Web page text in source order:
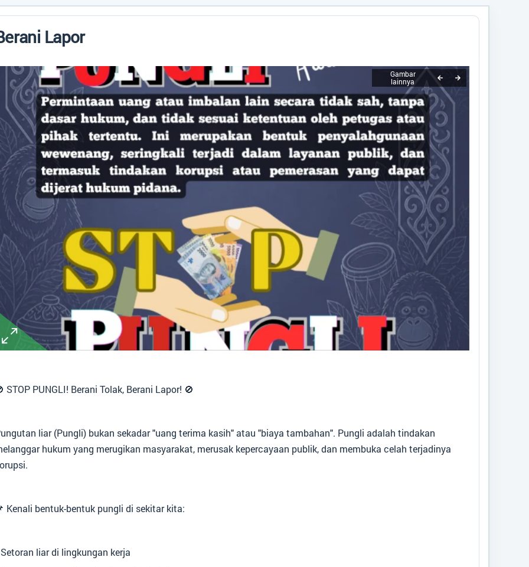
: Sungai Melawen
Kecamatan
: Pangkalan Lada
Kabupaten
: Kotawaringin Barat
Titik Lokasi Kantor Desa
Lapor
STOP PUNGLI! Berani Tolak, Berani Lapor! 🚫
liar (Pungli) bukan sekadar "uang terima kasih" atau "biaya tambahan". Pungli adalah tindakan
hukum yang merugikan masyarakat, merusak kepercayaan publik, dan membuka celah terjadinya
Kenali bentuk-bentuk pungli di sekitar kita:
Setoran liar di lingkungan kerja